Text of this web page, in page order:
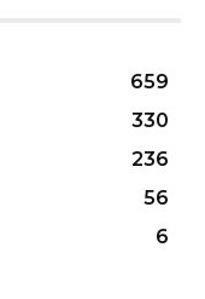
659
330
236
56
6